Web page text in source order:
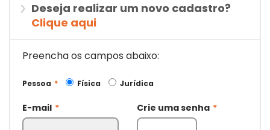
Deseja realizar um novo cadastro?
Clique aqui
Preencha os campos abaixo:
Pessoa * Física Jurídica
E-mail * Crie uma senha *